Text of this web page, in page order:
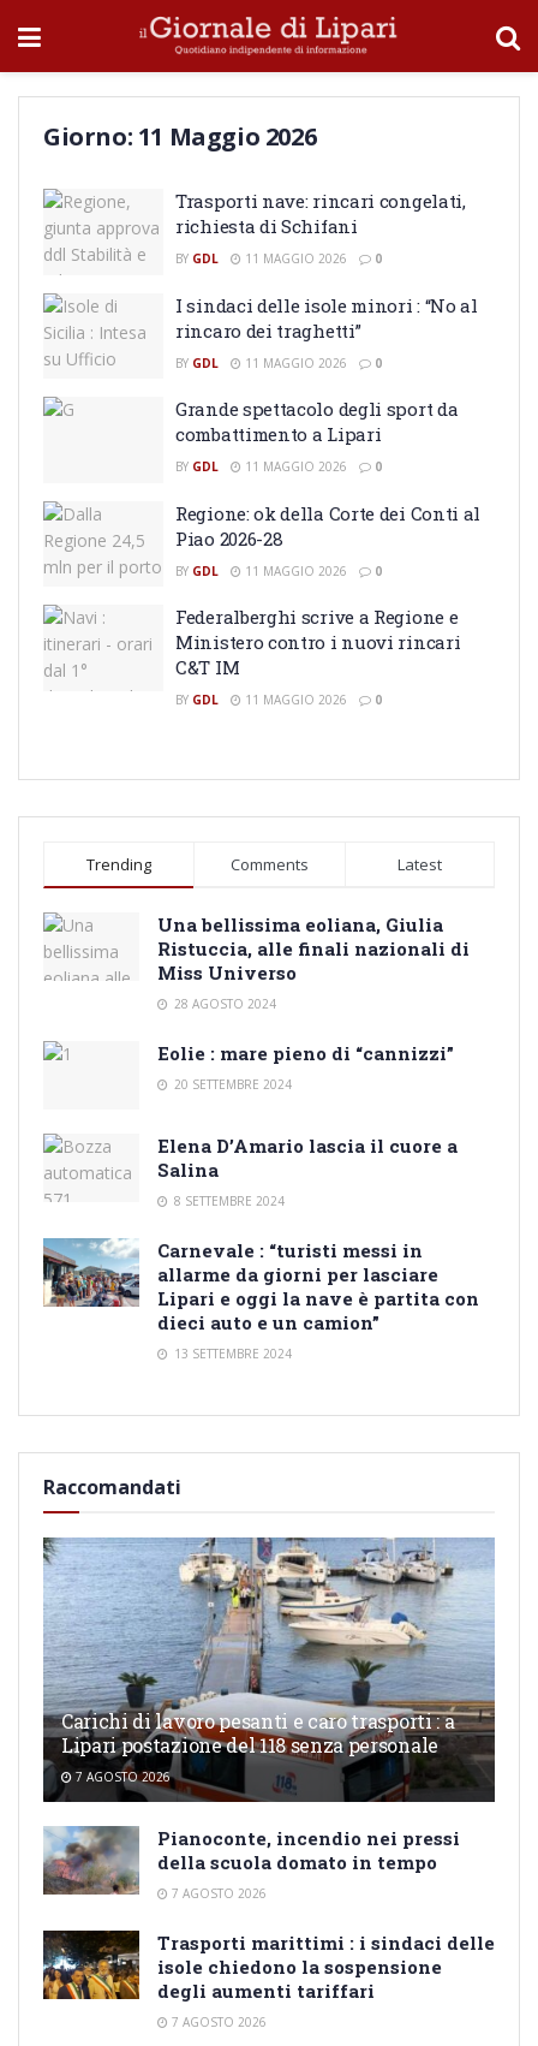
Giorno: 11 Maggio 2026
Trasporti nave: rincari congelati,
richiesta di Schifani
BY GDL 11 MAGGIO 2026 0
I sindaci delle isole minori : “No al
rincaro dei traghetti”
BY GDL 11 MAGGIO 2026 0
Grande spettacolo degli sport da
combattimento a Lipari
BY GDL 11 MAGGIO 2026 0
Regione: ok della Corte dei Conti al
Piao 2026-28
BY GDL 11 MAGGIO 2026 0
Federalberghi scrive a Regione e
Ministero contro i nuovi rincari
C&T IM
BY GDL 11 MAGGIO 2026 0
Trending Comments Latest
Una bellissima eoliana, Giulia
Ristuccia, alle finali nazionali di
Miss Universo
28 AGOSTO 2024
Eolie : mare pieno di “cannizzi”
20 SETTEMBRE 2024
Elena D’Amario lascia il cuore a
Salina
8 SETTEMBRE 2024
Carnevale : “turisti messi in
allarme da giorni per lasciare
Lipari e oggi la nave è partita con
dieci auto e un camion”
13 SETTEMBRE 2024
Raccomandati
Carichi di lavoro pesanti e caro trasporti : a
Lipari postazione del 118 senza personale
7 AGOSTO 2026
Pianoconte, incendio nei pressi
della scuola domato in tempo
7 AGOSTO 2026
Trasporti marittimi : i sindaci delle
isole chiedono la sospensione
degli aumenti tariffari
7 AGOSTO 2026